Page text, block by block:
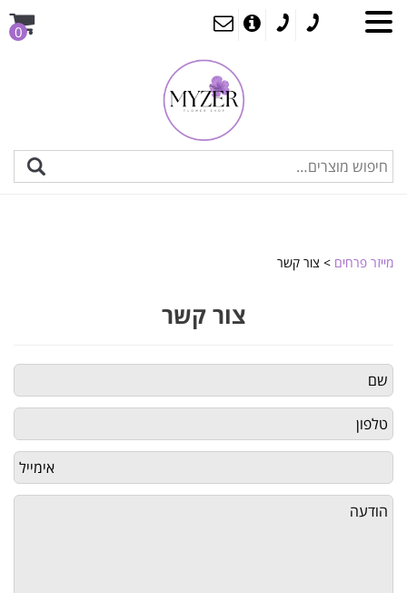
0
מייזר פרחים > צור קשר
צור קשר